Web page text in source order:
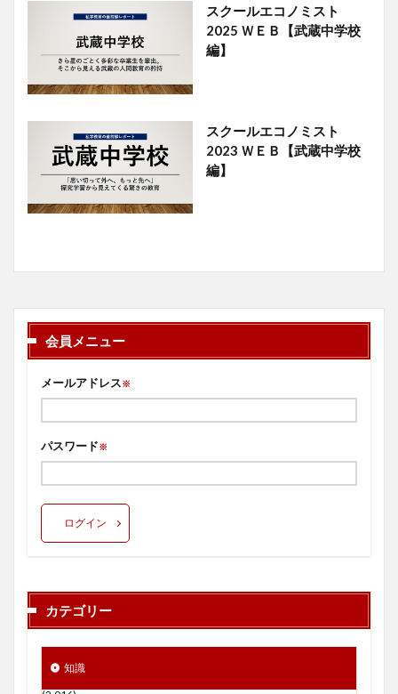
スクールエコノミスト
2025 ＷＥＢ【武蔵中学校
編】
スクールエコノミスト
2023 ＷＥＢ【武蔵中学校
編】
会員メニュー
メールアドレス※
パスワード※
ログイン
カテゴリー
知識